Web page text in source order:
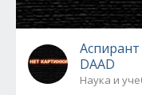
DAAD
Наука и